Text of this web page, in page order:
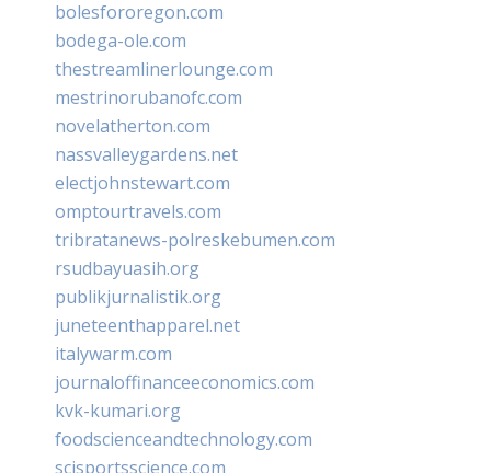
bolesfororegon.com
bodega-ole.com
thestreamlinerlounge.com
mestrinorubanofc.com
novelatherton.com
nassvalleygardens.net
electjohnstewart.com
omptourtravels.com
tribratanews-polreskebumen.com
rsudbayuasih.org
publikjurnalistik.org
juneteenthapparel.net
italywarm.com
journaloffinanceeconomics.com
kvk-kumari.org
foodscienceandtechnology.com
scisportsscience.com